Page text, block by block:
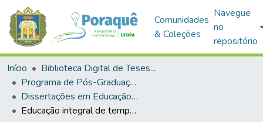
Comunidades
& Coleções
Navegue
no
repositório
Início
Biblioteca Digital de Teses e Dissertações (BDTD)
Programa de Pós-Graduação em Educação (PPGE)
Dissertações em Educação (Mestrado)
Educação integral de tempo integral: a concepção dos sujeitos participantes do Programa Mais Educação no município de Oriximiná – Pa.